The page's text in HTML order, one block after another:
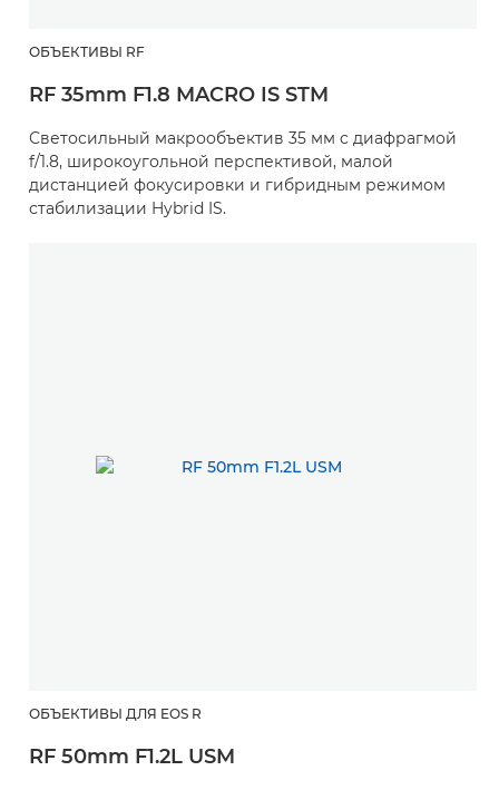
ОБЪЕКТИВЫ RF
RF 35mm F1.8 MACRO IS STM
Светосильный макрообъектив 35 мм с диафрагмой
f/1.8, широкоугольной перспективой, малой
дистанцией фокусировки и гибридным режимом
стабилизации Hybrid IS.
ОБЪЕКТИВЫ ДЛЯ EOS R
RF 50mm F1.2L USM